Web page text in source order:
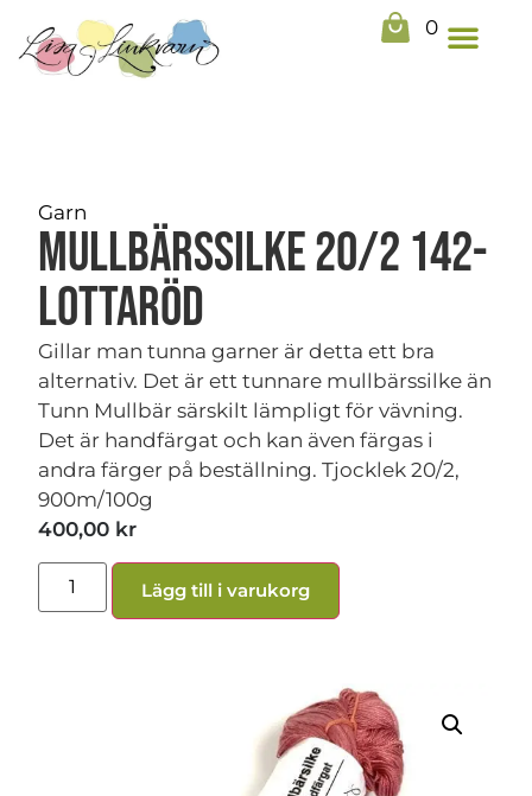
0
Garn
Mullbärssilke 20/2 142-
Lottaröd
Gillar man tunna garner är detta ett bra
alternativ. Det är ett tunnare mullbärssilke än
Tunn Mullbär särskilt lämpligt för vävning.
Det är handfärgat och kan även färgas i
andra färger på beställning. Tjocklek 20/2,
900m/100g
400,00 kr
Lägg till i varukorg